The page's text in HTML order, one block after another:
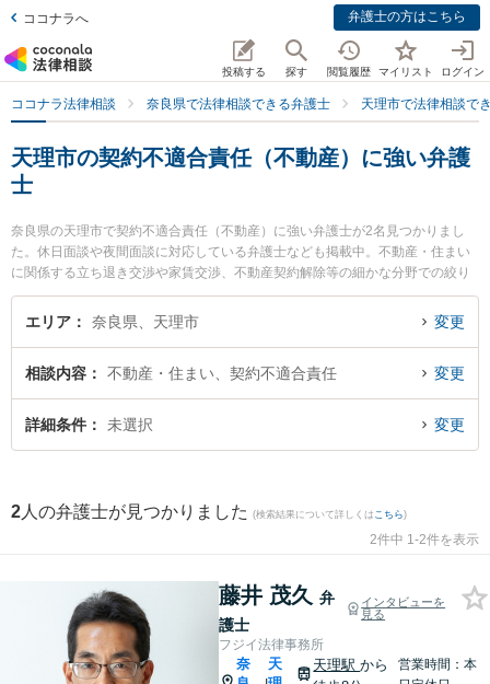
ココナラへ 弁護士の方はこちら
投稿する 探す 閲覧履歴 マイリスト ログイン
ココナラ法律相談 奈良県で法律相談できる弁護士 天理市で法律相談で
天理市の契約不適合責任（不動産）に強い弁護
士
奈良県の天理市で契約不適合責任（不動産）に強い弁護士が2名見つかりまし
た。休日面談や夜間面談に対応している弁護士なども掲載中。不動産・住まい
に関係する立ち退き交渉や家賃交渉、不動産契約解除等の細かな分野での絞り
込み検索もでき便利です。特にフジイ法律事務所の藤井 茂久弁護士やフジイ法
律事務所の加見 旬嗣弁護士のプロフィール情報や弁護士費用、強みなどが注目
ブル解決の実績豊富な近くの弁護士を検索したい』『初回相談無料で契約不適
合責任（不動産）を法律相談できる天理市内の弁護士に相談予約したい』など
でお困りの相談者さんにおすすめです。
エリア 奈良県、天理市 変更
相談内容 不動産・住まい、契約不適合責任 変更
詳細条件 未選択 変更
2 人の弁護士が見つかりました (検索結果について詳しくは こちら)
2件中 1-2件を表示
藤井 茂久 弁
護士
インタビューを
見る
フジイ法律事務所
奈
天
天理駅から
営業時間：本